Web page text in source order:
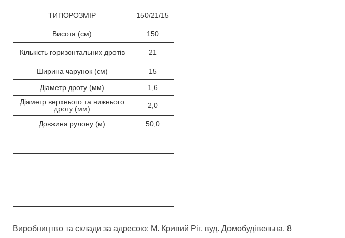
ТИПОРОЗМІР 150/21/15
Висота (см) 150
Кількість горизонтальних дротів 21
Ширина чарунок (см)
15
Діаметр дроту (мм)
1,6
Діаметр верхнього та нижнього
дроту (мм)
2,0
Довжина рулону (м) 50,0
Виробництво та склади за адресою: М. Кривий Ріг, вуд. Домобудівельна, 8